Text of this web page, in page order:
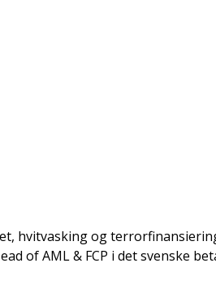
hvitvasking og
of AML & FCP i det svenske